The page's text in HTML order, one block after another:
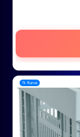
📂 Kurve